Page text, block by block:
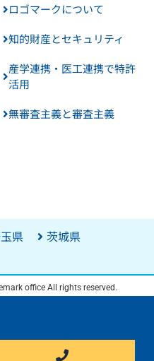
ロゴマークについて
知的財産とセキュリティ
産学連携・医工連携で特許
活用
無審査主義と審査主義
県 茨城県
office All rights reserved.